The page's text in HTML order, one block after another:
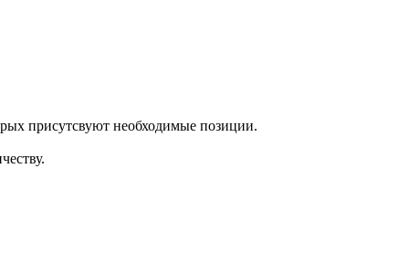
присутсвуют необходимые позиции.